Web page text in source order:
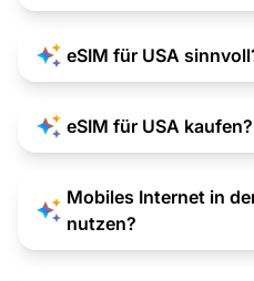
eSIM für USA
eSIM für USA kaufen?
Mobiles Internet in
nutzen?